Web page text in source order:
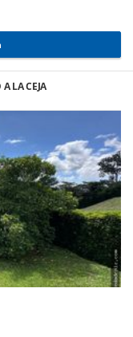
LA CEJA